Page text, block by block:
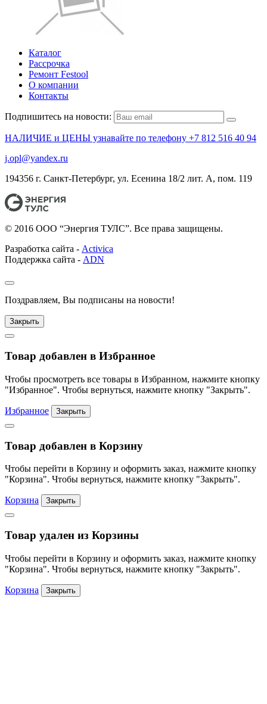
Каталог
Рассрочка
Ремонт Festool
О компании
Контакты
Подпишитесь на новости:
НАЛИЧИЕ и ЦЕНЫ узнавайте по телефону +7 812 516 40 94
j.opl@yandex.ru
194356 г. Санкт-Петербург, ул. Есенина 18/2 лит. А, пом. 119
© 2016 ООО “Энергия ТУЛС”. Все права защищены.
Разработка сайта - Activica
Поддержка сайта - ADN
Поздравляем, Вы подписаны на новости!
Закрыть
Товар добавлен в Избранное
Чтобы просмотреть все товары в Избранном, нажмите кнопку
"Избранное". Чтобы вернуться, нажмите кнопку "Закрыть".
Избранное Закрыть
Товар добавлен в Корзину
Чтобы перейти в Корзину и оформить заказ, нажмите кнопку
"Корзина". Чтобы вернуться, нажмите кнопку "Закрыть".
Корзина Закрыть
Товар удален из Корзины
Чтобы перейти в Корзину и оформить заказ, нажмите кнопку
"Корзина". Чтобы вернуться, нажмите кнопку "Закрыть".
Корзина Закрыть